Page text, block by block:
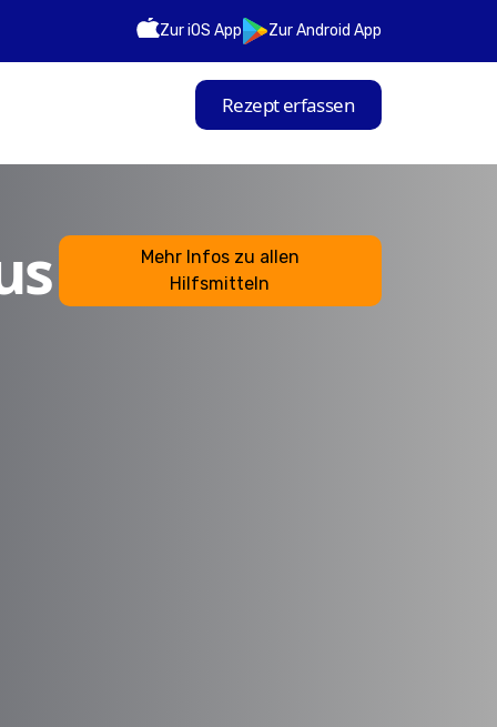
Zur iOS App Zur Android App
Rezept erfassen
Mehr Infos zu allen
Hilfsmitteln